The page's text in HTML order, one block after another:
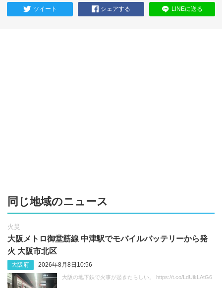
ツイート シェアする LINEに送る
同じ地域のニュース
火災
大阪メトロ御堂筋線 中津駅でモバイルバッテリーから発
火 大阪市北区
大阪府 2026年8月8日10:56
大阪の地下鉄で火事が起きたらしい。 https://t.co/LdUikLAtG6